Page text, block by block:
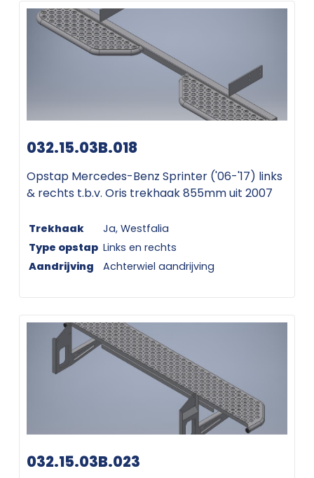
032.15.03B.018
Opstap Mercedes-Benz Sprinter ('06-'17) links
& rechts t.b.v. Oris trekhaak 855mm uit 2007
Trekhaak
Ja, Westfalia
Type opstap Links en rechts
Aandrijving
Achterwiel aandrijving
032.15.03B.023